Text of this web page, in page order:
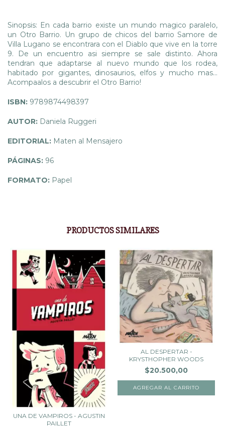
Sinopsis: En cada barrio existe un mundo magico paralelo,
un Otro Barrio. Un grupo de chicos del barrio Samore de
Villa Lugano se encontrara con el Diablo que vive en la torre
9. De un encuentro asi siempre se sale distinto. Ahora
tendran que adaptarse al nuevo mundo que los rodea,
habitado por gigantes, dinosaurios, elfos y mucho mas…
Acompaalos a descubrir el Otro Barrio!
ISBN: 9789874498397
AUTOR: Daniela Ruggeri
EDITORIAL: Maten al Mensajero
PÁGINAS: 96
FORMATO: Papel
PRODUCTOS SIMILARES
UNA DE VAMPIROS - AGUSTIN
PAILLET
AL DESPERTAR -
KRYSTHOPHER WOODS
$20.500,00